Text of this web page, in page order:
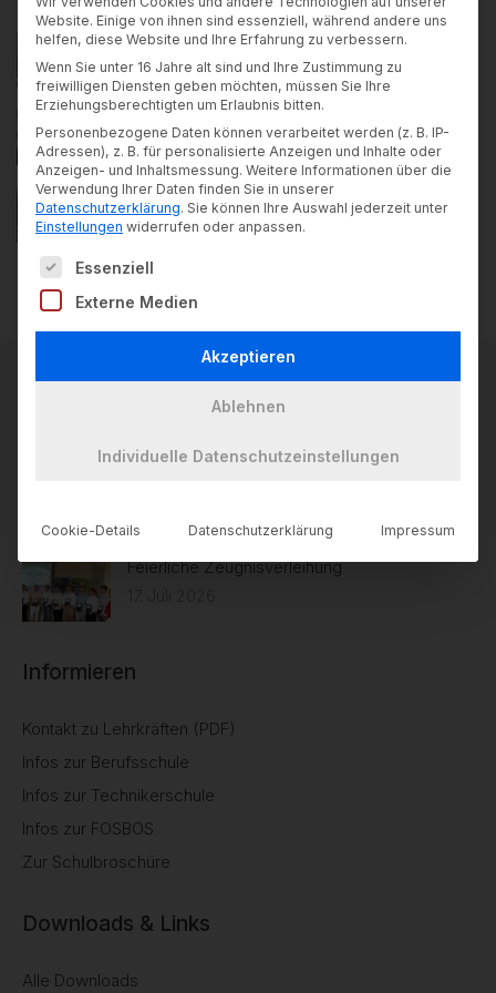
Allgäu Azubi Award
20. Juli 2026
17. Juli 2026
Gemeinsam lernen
9. Juli 2026
Feierliche Zeugnisverleihung
Informieren
Kontakt zu Lehrkräften (PDF)
Infos zur Berufsschule
Infos zur Technikerschule
Infos zur FOSBOS
Zur Schulbroschüre
Downloads & Links
Alle Downloads
Website. Einige von ihnen sind essenziell, während andere uns
helfen, diese Website und Ihre Erfahrung zu verbessern.
Wenn Sie unter 16 Jahre alt sind und Ihre Zustimmung zu
freiwilligen Diensten geben möchten, müssen Sie Ihre
Erziehungsberechtigten um Erlaubnis bitten.
Personenbezogene Daten können verarbeitet werden (z. B. IP-
Adressen), z. B. für personalisierte Anzeigen und Inhalte oder
Anzeigen- und Inhaltsmessung. Weitere Informationen über die
Verwendung Ihrer Daten finden Sie in unserer
Datenschutzerklärung. Sie können Ihre Auswahl jederzeit unter
Einstellungen widerrufen oder anpassen.
Es folgt eine Liste der Service-Gruppen, für die
Essenziell
Externe Medien
Akzeptieren
Ablehnen
Individuelle Datenschutzeinstellungen
Cookie-Details Datenschutzerklärung Impressum